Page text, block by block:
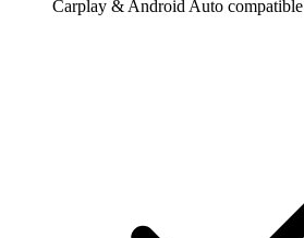
Carplay & Android Auto compatible